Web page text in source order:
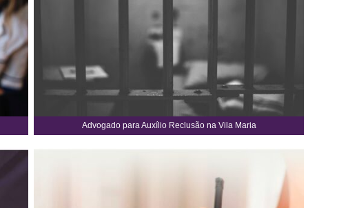
Advogado para Auxílio Reclusão na Vila Maria